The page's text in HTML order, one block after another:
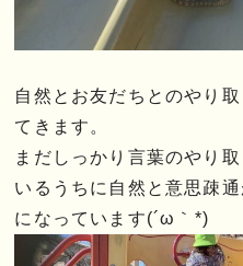
自然とお友だちとのやり
てきます。
まだしっかり言葉のやり
いるうちに自然と意思疎
になっています(´ω｀*)